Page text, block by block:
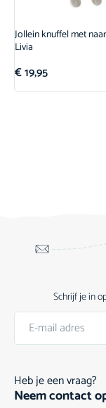
Jollein knuffel met
Livia
€19,95
Schrijf je in
Heb je een vraag?
Neem contact